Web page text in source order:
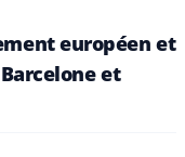
européen et
et